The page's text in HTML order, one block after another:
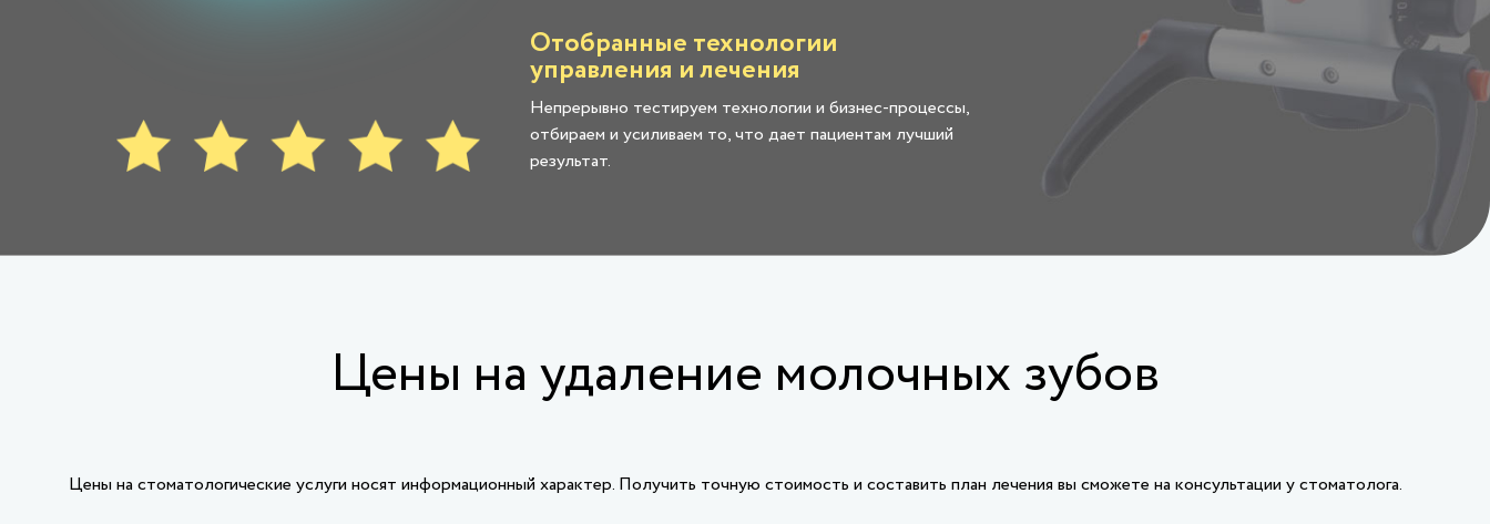
Отобранные технологии
управления и лечения
Непрерывно тестируем технологии и бизнес-процессы,
отбираем и усиливаем то, что дает пациентам лучший
результат.
Цены на удаление молочных зубов
Цены на стоматологические услуги носят информационный характер. Получить точную стоимость и составить план лечения вы сможете на консультации у стоматолога.